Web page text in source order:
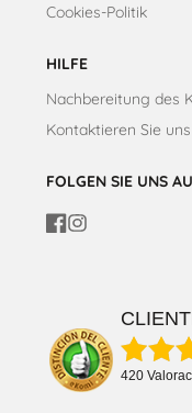
Cookies-Politik
HILFE
Nachbereitung des
Kontaktieren Sie
FOLGEN SIE UNS
420